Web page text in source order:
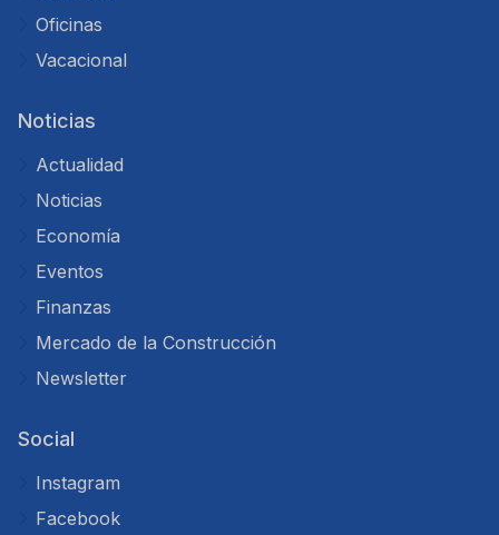
Oficinas
Vacacional
Noticias
Actualidad
Noticias
Economía
Eventos
Finanzas
Mercado de la Construcción
Newsletter
Social
Instagram
Facebook